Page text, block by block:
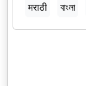
मराठी
বাংলা